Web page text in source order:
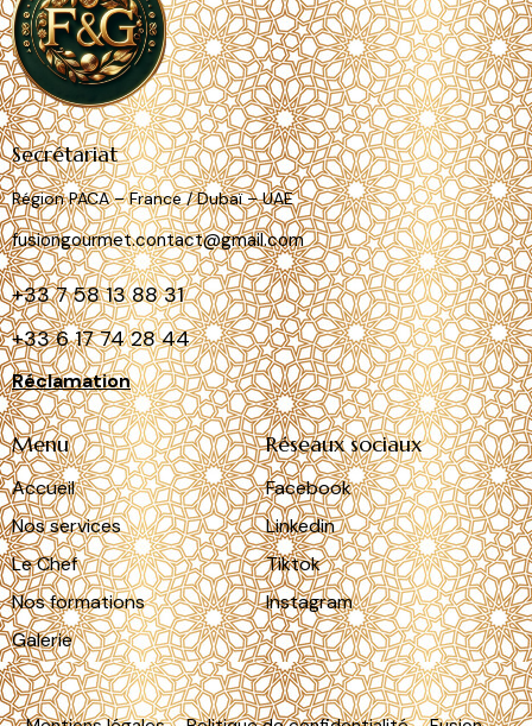
Secrétariat
Région PACA – France / Dubaï – UAE
fusiongourmet.contact@gmail.com
+337 58 13 88 31
+33 617 74 28 44
Réclamation
Menu
Accueil
Nos services
Le Chef
Nos formations
Galerie
Réseaux sociaux
Facebook
Linkedin
Tiktok
Instagram